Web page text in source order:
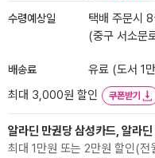
수령예상일
택배 주문시
(중구 서소문
배송료
유료 (도서 1
최대 3,000원 할인
쿠폰받기
알라딘 만권당 삼성카드, 알라
최대 1만원 또는 2만원 할인(